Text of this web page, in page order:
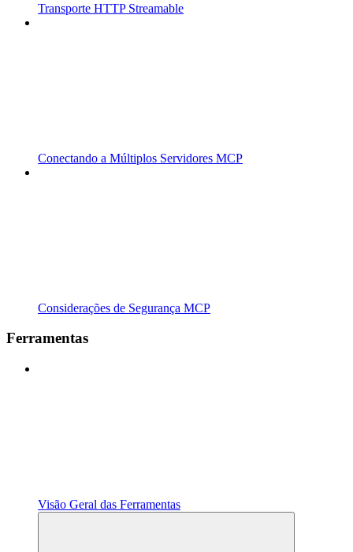
Transporte HTTP Streamable
Conectando a Múltiplos Servidores MCP
Considerações de Segurança MCP
Ferramentas
Visão Geral das Ferramentas